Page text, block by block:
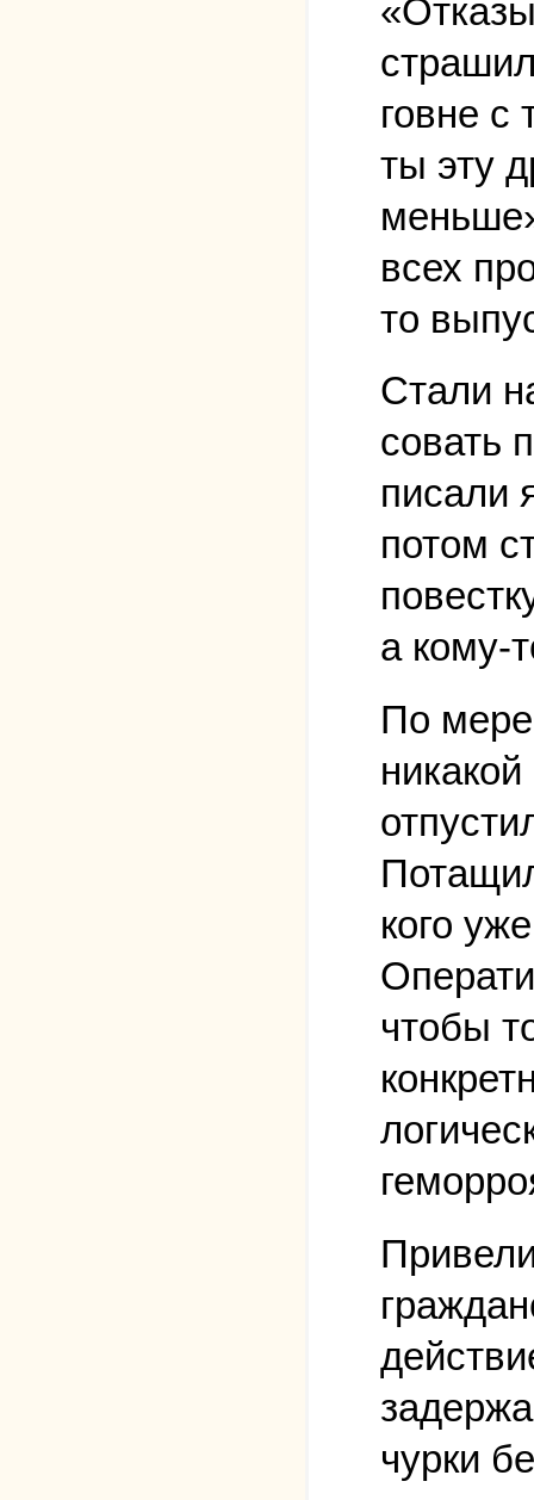
говне
ты эту
всех
то
Стали
совать
писали
потом
а кому-
По
кого
чтобы
чурки